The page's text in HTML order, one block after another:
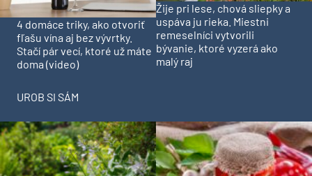
4 domáce triky, ako otvoriť
fľašu vína aj bez vývrtky.
Stačí pár vecí, ktoré už máte
doma (video)
Žije pri lese, chová sliepky a
uspáva ju rieka. Miestni
remeselníci vytvorili
bývanie, ktoré vyzerá ako
malý raj
UROB SI SÁM